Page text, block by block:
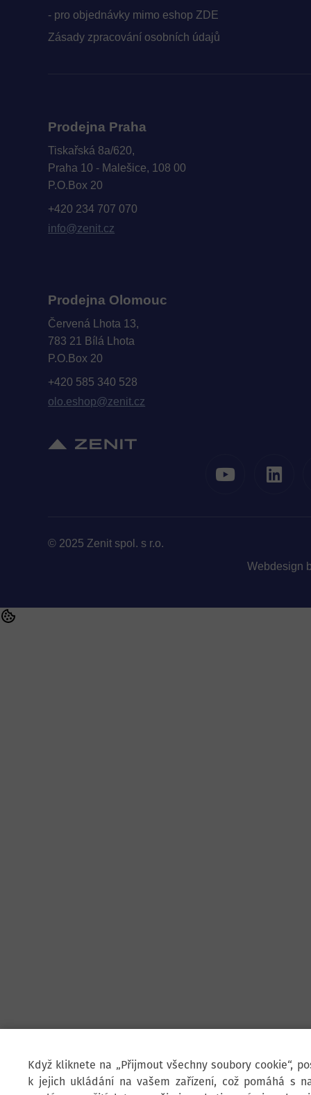
- pro objednávky mimo eshop ZDE
Zásady zpracování osobních údajů
Prodejna Praha
Tiskařská 8a/620,
Praha 10 - Malešice, 108 00
P.O.Box 20
+420 234 707 070
info@zenit.cz
Prodejna Olomouc
Červená Lhota 13,
783 21 Bílá Lhota
P.O.Box 20
+420 585 340 528
olo.eshop@zenit.cz
© 2025 Zenit spol. s r.o.
Webdesign
Když kliknete na „Přijmout všechny soubory cookie“,
k jejich ukládání na vašem zařízení, což pomáhá s